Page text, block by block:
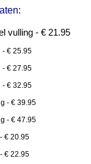
vulling - € 21.95
- € 25.95
- € 27.95
- € 32.95
- € 39.95
- € 47.95
€ 20.95
€ 22.95